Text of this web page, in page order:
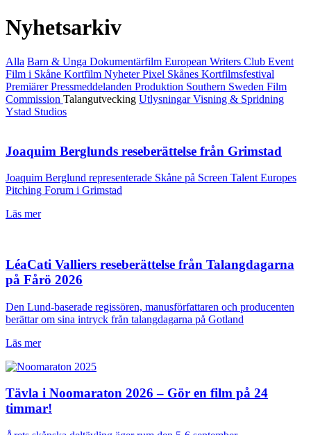
Nyhetsarkiv
Alla Barn & Unga Dokumentärfilm European Writers Club Event
Film i Skåne Kortfilm NyheterPixel Skånes Kortfilmsfestival
PremiärerPressmeddelanden Produktion Southern Sweden Film
Commission Talangutvecking UtlysningarVisning & Spridning
Ystad Studios
Joaquim Berglunds reseberättelse från Grimstad
Joaquim Berglund representerade Skåne på Screen Talent Europes
Pitching Forum i Grimstad
Läs mer
LéaCati Valliers reseberättelse från Talangdagarna
på Fårö 2026
Den Lund-baserade regissören, manusförfattaren och producenten
berättar om sina intryck från talangdagarna på Gotland
Läs mer
Tävla i Noomaraton 2026 – Gör en film på 24
timmar!